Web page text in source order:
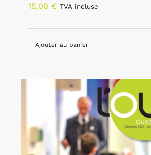
15,00 € TVA incluse
Ajouter au panier